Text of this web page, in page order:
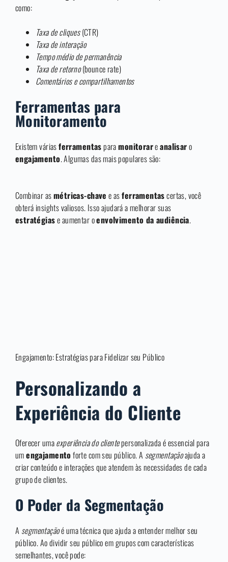
como:
Taxa de cliques(CTR)
Taxa de interação
Tempo médio de permanência
Taxa de retorno(bounce rate)
Comentários e compartilhamentos
Ferramentas para
Monitoramento
Existem váriasferramentasparamonitorareanalisaro
engajamento. Algumas das mais populares são:
Combinar asmétricas-chave e asferramentascertas, você
obterá insights valiosos. Isso ajudará a melhorar suas
estratégiase aumentar oenvolvimento da audiência.
Engajamento: Estratégias para Fidelizar seu Público
Personalizando a
Experiência do Cliente
Oferecer umaexperiência do clientepersonalizada é essencial para
umengajamentoforte com seu público. A segmentaçãoajuda a
criar conteúdo e interações que atendem às necessidades de cada
grupo de clientes.
O Poder da Segmentação
A segmentaçãoé uma técnica que ajuda a entender melhor seu
público. Ao dividir seu público em grupos com características
semelhantes, você pode: